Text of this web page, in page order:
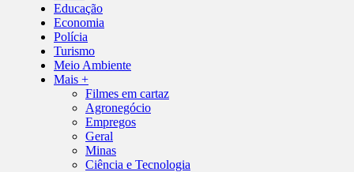
Educação
Economia
Polícia
Turismo
Meio Ambiente
Mais +
Filmes em cartaz
Agronegócio
Empregos
Geral
Minas
Ciência e Tecnologia